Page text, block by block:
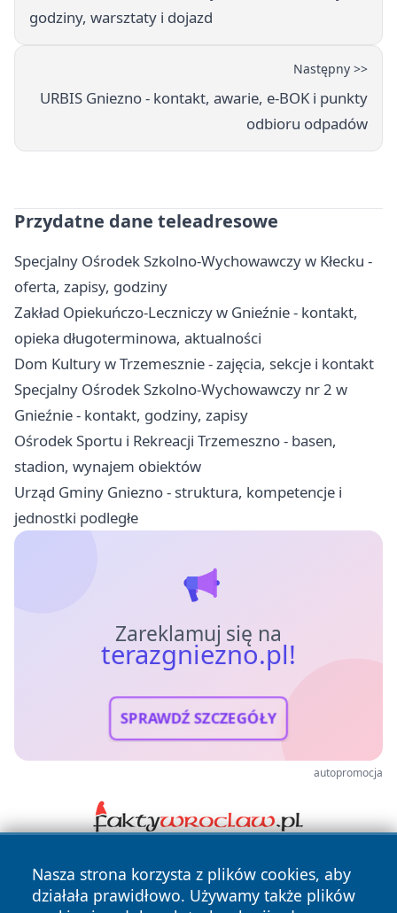
godziny, warsztaty i dojazd
Następny >>
URBIS Gniezno - kontakt, awarie, e-BOK i punkty
odbioru odpadów
Przydatne dane teleadresowe
Specjalny Ośrodek Szkolno-Wychowawczy w Kłecku -
oferta, zapisy, godziny
Zakład Opiekuńczo-Leczniczy w Gnieźnie - kontakt,
opieka długoterminowa, aktualności
Dom Kultury w Trzemesznie - zajęcia, sekcje i kontakt
Specjalny Ośrodek Szkolno-Wychowawczy nr 2 w
Gnieźnie - kontakt, godziny, zapisy
Ośrodek Sportu i Rekreacji Trzemeszno - basen,
stadion, wynajem obiektów
Urząd Gminy Gniezno - struktura, kompetencje i
jednostki podległe
Zareklamuj się na
terazgniezno.pl!
SPRAWDŹ SZCZEGÓŁY
autopromocja
Nasza strona korzysta z plików cookies, aby
działała prawidłowo. Używamy także plików